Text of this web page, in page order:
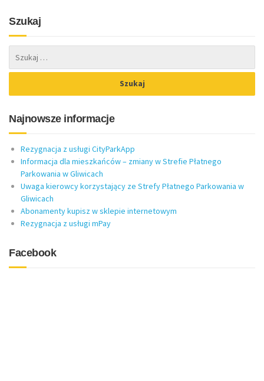
Szukaj
Najnowsze informacje
Rezygnacja z usługi CityParkApp
Informacja dla mieszkańców – zmiany w Strefie Płatnego
Parkowania w Gliwicach
Uwaga kierowcy korzystający ze Strefy Płatnego Parkowania w
Gliwicach
Abonamenty kupisz w sklepie internetowym
Rezygnacja z usługi mPay
Facebook